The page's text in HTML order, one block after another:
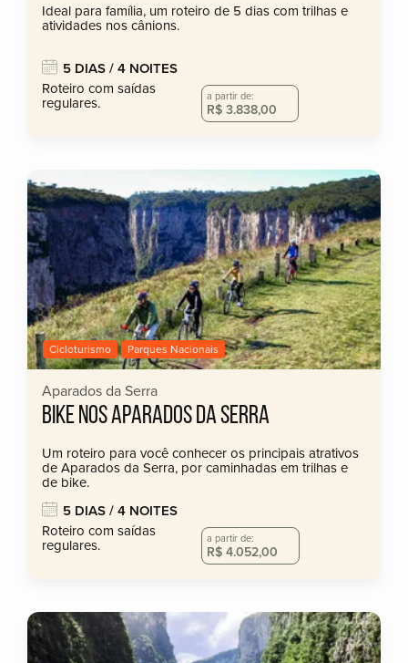
Ideal para família, um roteiro de 5 dias com trilhas e
atividades nos cânions.
5 DIAS / 4 NOITES
Roteiro com saídas
regulares. a partir de:
R$ 3.838,00
Cicloturismo Parques Nacionais
Aparados da Serra
BIKE NOS APARADOS DA SERRA
Um roteiro para você conhecer os principais atrativos
de Aparados da Serra, por caminhadas em trilhas e
de bike.
5 DIAS / 4 NOITES
Roteiro com saídas
regulares. a partir de:
R$ 4.052,00